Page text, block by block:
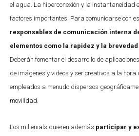
el agua. La hiperconexión y la instantaneidad
factores importantes. Para comunicarse con
responsables de comunicación interna
elementos como la rapidez y la brevedad
Deberán fomentar el desarrollo de
de imágenes y videos y ser creativos a la hora
empleados a menudo dispersos
movilidad.
Los millenials quieren además participar y